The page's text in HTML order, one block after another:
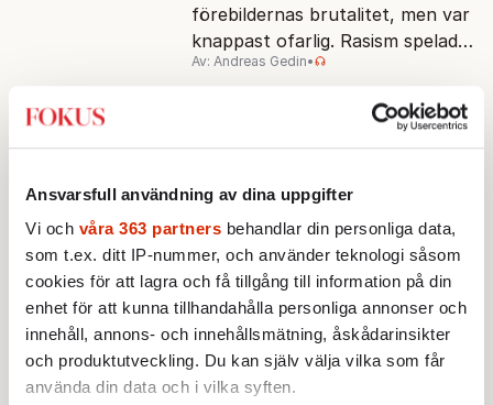
Ansvarsfull användning av dina uppgifter
Vi och våra 363 partners behandlar din personliga data,
som t.ex. ditt IP-nummer, och använder teknologi såsom
cookies för att lagra och få tillgång till information på din
enhet för att kunna tillhandahålla personliga annonser och
innehåll, annons- och innehållsmätning, åskådarinsikter
och produktutveckling. Du kan själv välja vilka som får
använda din data och i vilka syften.
förebildernas brutalitet, men var
knappast ofarlig. Rasism spelades
ned i förmån för "kultur". Känns
Av: Andreas Gedin•
Från ”Lära för livet” till ”Klass 9
Bilden av en skola i kris – tyngd
av reformer och nya
betygssystem – dominerar. Men
vem äger berättelsen om skolan?
Av: Carina Wahlstedt Janson•
LIVSSTIL
Augustis bästa serier: Spioner,
rockikoner och galne Larry
Fokus tv-serieanalytiker Fredrik
Virtanen gräver fram aktuella